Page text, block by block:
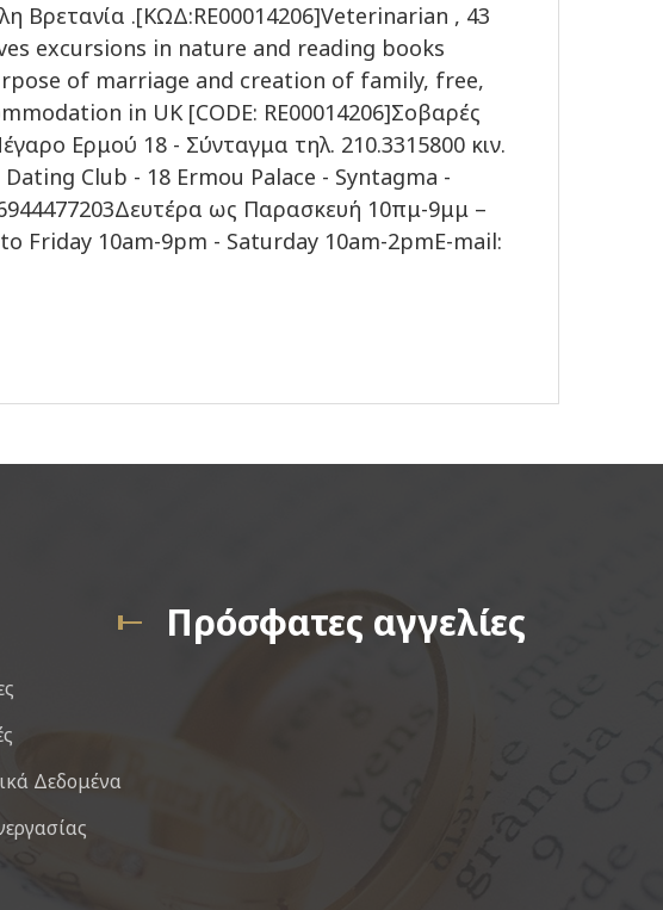
Βρετανία .[ΚΩΔ:RE00014206]Veterinarian , 43
excursions in nature and reading books
of marriage and creation of family, free,
in UK [CODE: RE00014206]Σοβαρές
Ερμού 18 - Σύνταγμα τηλ. 210.3315800 κιν.
Club - 18 Ermou Palace - Syntagma -
ως Παρασκευή 10πμ-9μμ –
Friday 10am-9pm - Saturday 10am-2pmE-mail:
Δεδομένα
Πρόσφατες αγγελίες